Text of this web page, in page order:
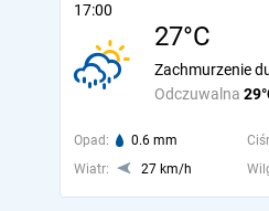
17:00
27°C
Odczuwalna
Zachmurzenie
Opad: 0.6 mm
Wiatr:
27 km/h